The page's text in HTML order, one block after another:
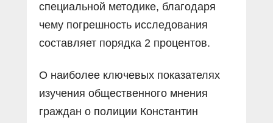
специальной методике, благодаря
чему погрешность исследования
составляет порядка 2 процентов.
О наиболее ключевых показателях
изучения общественного мнения
граждан о полиции Константин